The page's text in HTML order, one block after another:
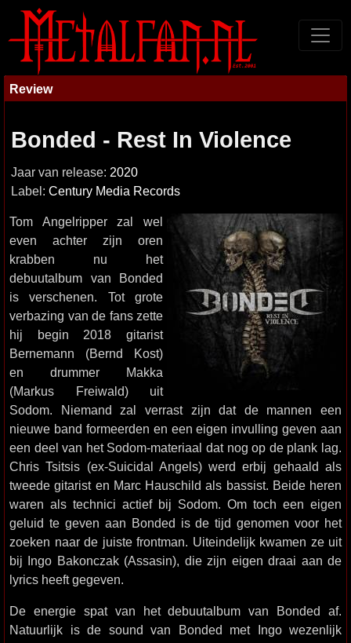
Review
Bonded - Rest In Violence
Jaar van release: 2020
Label: Century Media Records
Tom Angelripper zal wel
even achter zijn oren
krabben nu het
debuutalbum van Bonded
is verschenen. Tot grote
verbazing van de fans zette
hij begin 2018 gitarist
Bernemann (Bernd Kost)
en drummer Makka
(Markus Freiwald) uit
Sodom. Niemand zal verrast zijn dat de mannen een
nieuwe band formeerden en een eigen invulling geven aan
een deel van het Sodom-materiaal dat nog op de plank lag.
Chris Tsitsis (ex-Suicidal Angels) werd erbij gehaald als
tweede gitarist en Marc Hauschild als bassist. Beide heren
waren als technici actief bij Sodom. Om toch een eigen
geluid te geven aan Bonded is de tijd genomen voor het
zoeken naar de juiste frontman. Uiteindelijk kwamen ze uit
bij Ingo Bakonczak (Assasin), die zijn eigen draai aan de
lyrics heeft gegeven.
De energie spat van het debuutalbum van Bonded af.
Natuurlijk is de sound van Bonded met Ingo wezenlijk